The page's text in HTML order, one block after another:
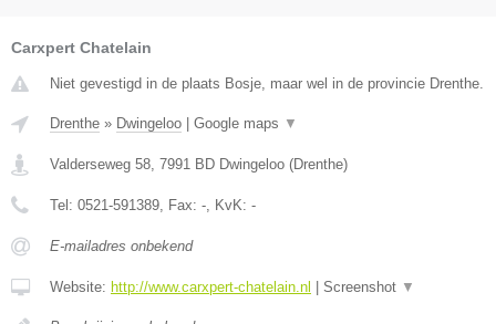
Carxpert Chatelain
Niet gevestigd in de plaats Bosje, maar wel in de provincie Drenthe.
Drenthe » Dwingeloo Google maps ▼
Valderseweg 58 7991 BD Dwingeloo (Drenthe)
Tel: 0521-591389 , Fax: - , KvK: -
E-mailadres onbekend
Website: http://www.carxpert-chatelain.nl Screenshot ▼